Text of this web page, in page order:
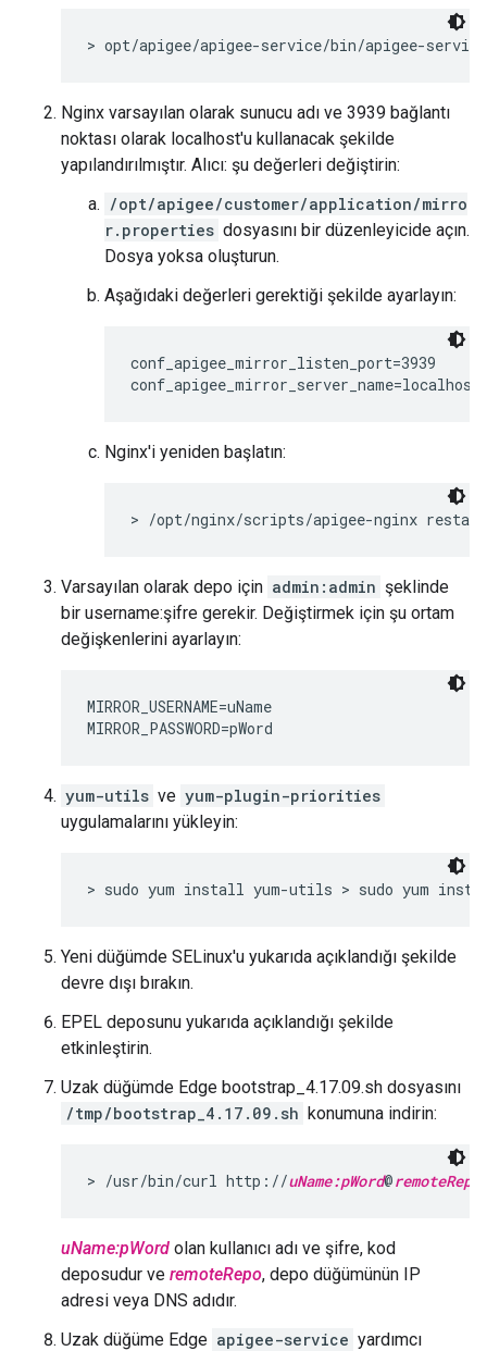
> opt/apigee/apigee-service/bin/apigee-
Nginx varsayılan olarak sunucu adı ve 3939 bağlantı
noktası olarak localhost'u kullanacak şekilde
yapılandırılmıştır. Alıcı: şu değerleri değiştirin:
/opt/apigee/customer/application/mirro
r.properties dosyasını bir düzenleyicide açın.
Dosya yoksa oluşturun.
Aşağıdaki değerleri gerektiği şekilde ayarlayın:
conf_apigee_mirror_listen_port=3939
conf_apigee_mirror_server_name=localhost
Nginx'i yeniden başlatın:
> /opt/nginx/scripts/apigee-nginx restart
Varsayılan olarak depo için admin:admin şeklinde
bir username:şifre gerekir. Değiştirmek için şu ortam
değişkenlerini ayarlayın:
MIRROR_USERNAME=uName
MIRROR_PASSWORD=pWord
yum-utils ve yum-plugin-priorities
uygulamalarını yükleyin:
> sudo yum install yum-utils > sudo yum
Yeni düğümde SELinux'u yukarıda açıklandığı şekilde
devre dışı bırakın.
EPEL deposunu yukarıda açıklandığı şekilde
etkinleştirin.
Uzak düğümde Edge bootstrap_4.17.09.sh dosyasını
/tmp/bootstrap_4.17.09.sh konumuna indirin:
> /usr/bin/curl http://uName:pWord@remoteRepo
uName:pWord olan kullanıcı adı ve şifre, kod
deposudur ve remoteRepo, depo düğümünün IP
adresi veya DNS adıdır.
Uzak düğüme Edge apigee-service yardımcı